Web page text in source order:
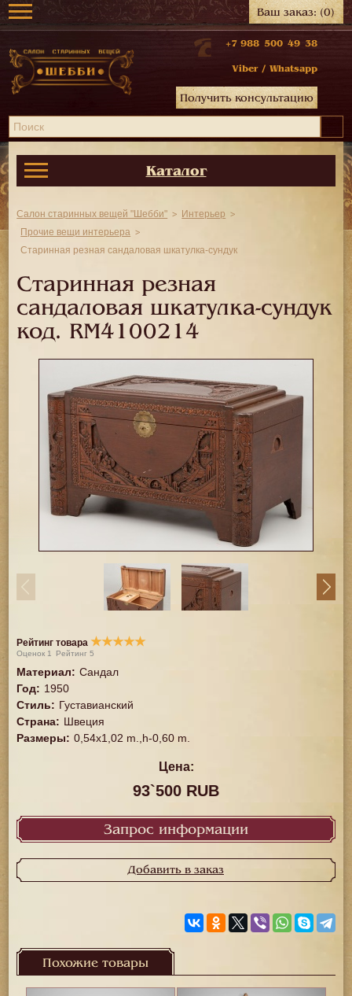
Ваш заказ:(0)
+7 988 500 49 38
Viber / Whatsapp
Получить консультацию
Каталог
Салон старинных вещей "Шебби"
Интерьер
Прочие вещи интерьера
Старинная резная сандаловая шкатулка-сундук
Старинная резная
сандаловая шкатулка-сундук
код. RM4100214
Рейтинг товара ★★★★★
Оценок 1 Рейтинг5
Материал: Сандал
Год: 1950
Стиль: Густавианский
Страна: Швеция
Размеры: 0,54x1,02 m.,h-0,60 m.
Цена:
93`500 RUB
Запрос информации
Добавить в заказ
Похожие товары